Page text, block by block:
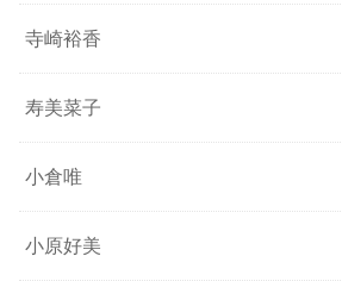
寺崎裕香
寿美菜子
小倉唯
小原好美